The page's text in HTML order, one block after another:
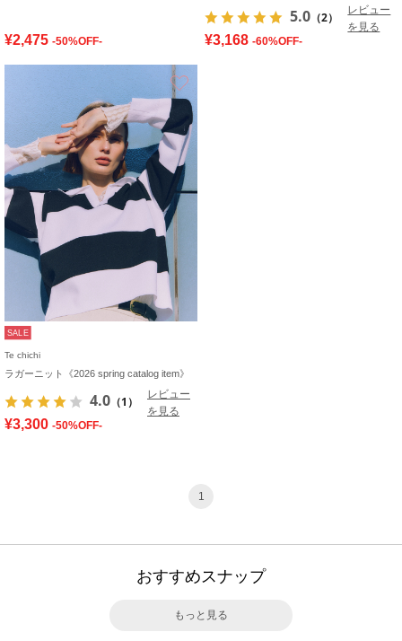
¥2,475 -50%OFF-
5.0 （2）
レビュー
を見る
¥3,168 -60%OFF-
SALE
Te chichi
ラガーニット《2026 spring catalog item》
4.0 （1）
レビュー
を見る
¥3,300 -50%OFF-
1
おすすめスナップ
もっと見る